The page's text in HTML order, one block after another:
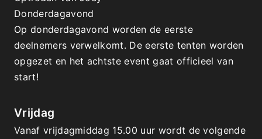
Donderdagavond
Op donderdagavond worden de eerste
deelnemers verwelkomt. De eerste tenten worden
opgezet en het achtste event gaat officieel van
start!
Vrijdag
Vanaf vrijdagmiddag 15.00 uur wordt de volgende